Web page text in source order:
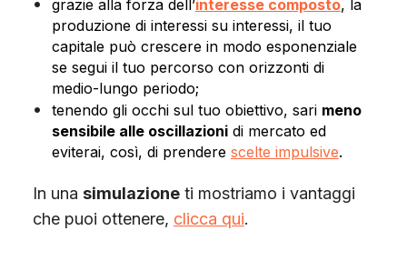
grazie alla forza dell’interesse composto, la
produzione di interessi su interessi, il tuo
capitale può crescere in modo esponenziale
se segui il tuo percorso con orizzonti di
medio-lungo periodo;
tenendo gli occhi sul tuo obiettivo, sari meno
sensibile alle oscillazionidi mercato ed
eviterai, così, di prendere scelte impulsive.
In una simulazioneti mostriamo i vantaggi
che puoi ottenere, clicca qui.